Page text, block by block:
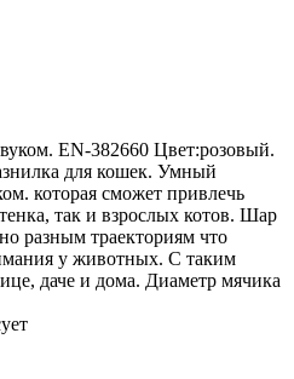
EN-382660 Цвет:розовый.
для кошек. Умный
которая сможет привлечь
так и взрослых котов. Шар
разным траекториям что
у животных. С таким
даче и дома. Диаметр мячика